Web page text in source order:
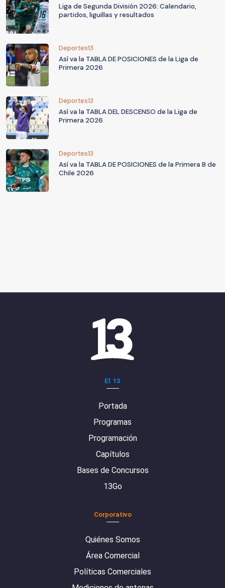
Liga de Segunda División 2026: Calendario,
partidos, liguillas y resultados
Deportes13
Así va la TABLA DE POSICIONES de la Liga de
Primera 2026
Deportes13
Así va la TABLA DEL DESCENSO de la Liga de
Primera 2026
Deportes13
Así va la TABLA DE POSICIONES de la Primera B de
Chile 2026
El 13
Portada
Programas
Programación
Capítulos
Bases de Concursos
13Go
Corporativo
Quiénes Somos
Área Comercial
Políticas Comerciales